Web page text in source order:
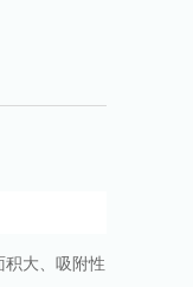
大、吸附性